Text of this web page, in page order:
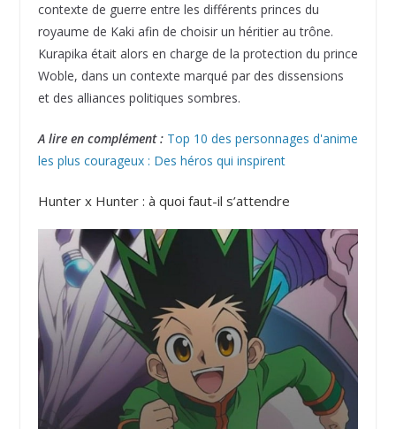
contexte de guerre entre les différents princes du
royaume de Kaki afin de choisir un héritier au trône.
Kurapika était alors en charge de la protection du prince
Woble, dans un contexte marqué par des dissensions
et des alliances politiques sombres.
A lire en complément : Top 10 des personnages d'anime
les plus courageux : Des héros qui inspirent
Hunter x Hunter : à quoi faut-il s’attendre